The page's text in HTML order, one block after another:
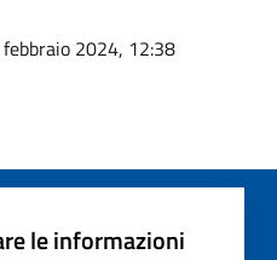
febbraio 2024, 12:38
le informazioni